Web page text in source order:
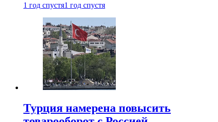
1 год спустя1 год спустя
Турция намерена повысить